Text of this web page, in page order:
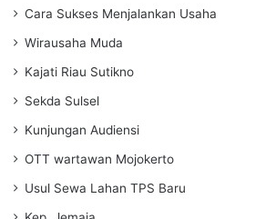
Cara Sukses Menjalankan Usaha
Wirausaha Muda
Kajati Riau Sutikno
Sekda Sulsel
Kunjungan Audiensi
OTT wartawan Mojokerto
Usul Sewa Lahan TPS Baru